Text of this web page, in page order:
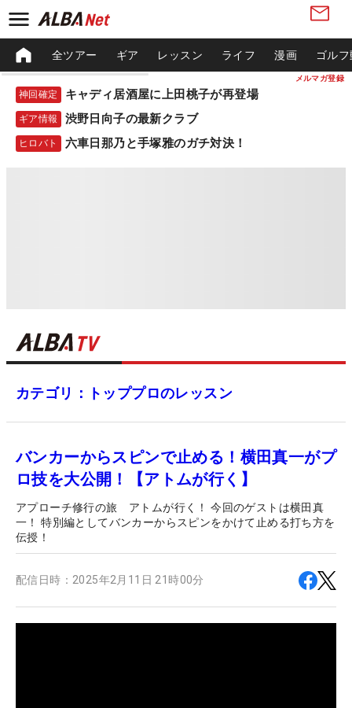
メルマガ登録
全ツアー ギア レッスン ライフ 漫画 ゴル
神回確定 キャディ居酒屋に上田桃子が再登場
ギア情報 渋野日向子の最新クラブ
ヒロバト 六車日那乃と手塚雅のガチ対決！
カテゴリ：トッププロのレッスン
バンカーからスピンで止める！横田真一がプ
ロ技を大公開！【アトムが行く】
アプローチ修行の旅 アトムが行く！ 今回のゲストは横田真
一！ 特別編としてバンカーからスピンをかけて止める打ち方を
伝授！
配信日時： 2025年2月11日 21時00分